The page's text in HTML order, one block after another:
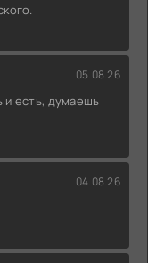
05.08.26
и есть, думаешь
04.08.26